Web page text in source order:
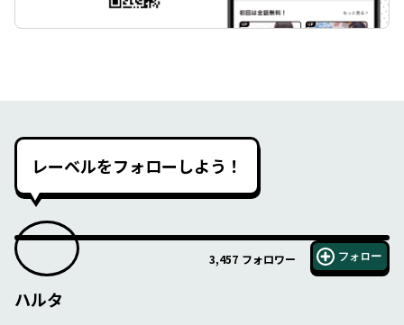
レーベルをフォローしよう！
3,457 フォロワー フォロー
ハルタ